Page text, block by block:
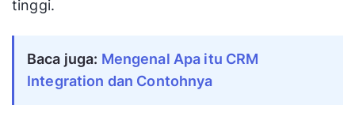
tinggi.
Baca juga: Mengenal Apa itu CRM
Integration dan Contohnya